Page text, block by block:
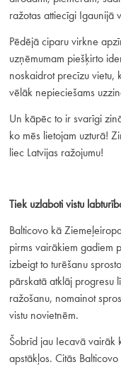
ražotas attiecīgi Igaunijā
Pēdējā ciparu virkne
uzņēmumam piešķirto
noskaidrot precīzu vietu,
vēlāk nepieciešams
Un kāpēc to ir svarīgi
ko mēs lietojam uzturā!
liec Latvijas ražojumu!
Tiek uzlaboti vistu
Balticovo kā
pirms vairākiem gadiem
izbeigt to turēšanu
pārskatā atklāj progresu
ražošanu, nomainot
vistu novietnēm.
Šobrīd jau Iecavā vairāk
apstākļos. Citās